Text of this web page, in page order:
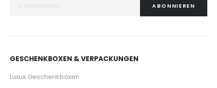
ABONNIEREN
GESCHENKBOXEN & VERPACKUNGEN
Luxus Geschenkboxen